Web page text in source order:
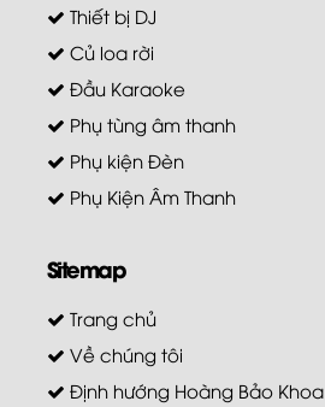
Thiết bị DJ
Củ loa rời
Đầu Karaoke
Phụ tùng âm thanh
Phụ kiện Đèn
Phụ Kiện Âm Thanh
Sitemap
Trang chủ
Về chúng tôi
Định hướng Hoàng Bảo Khoa